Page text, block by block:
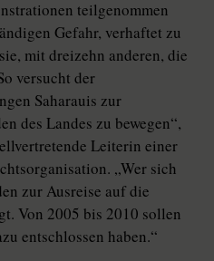
teilgenommen
Gefahr, verhaftet zu
mit dreizehn anderen, die
versucht der
Saharauis zur
des Landes zu bewegen“,
Leiterin einer
„Wer sich
zur Ausreise auf die
Von 2005 bis 2010 sollen
entschlossen haben.“